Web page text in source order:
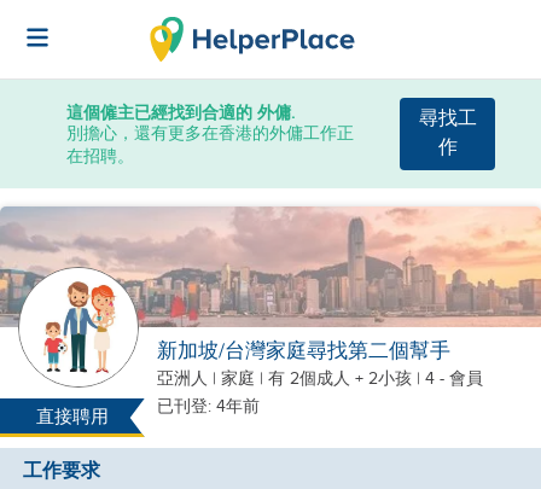
這個僱主已經找到合適的 外傭.
別擔心，還有更多在香港的外傭工作正
在招聘。
尋找工
作
直接聘用
新加坡/台灣家庭尋找第二個幫手
亞洲人 | 家庭 | 有 2個成人 + 2小孩 | 4 - 會員
已刊登: 4年前
工作要求